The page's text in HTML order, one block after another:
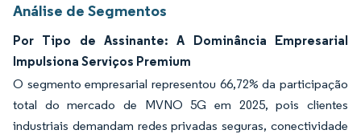
Análise de Segmentos
Por Tipo de Assinante: A Dominância Empresarial
Impulsiona Serviços Premium
O segmento empresarial representou 66,72% da participação
total do mercado de MVNO 5G em 2025, pois clientes
industriais demandam redes privadas seguras, conectividade